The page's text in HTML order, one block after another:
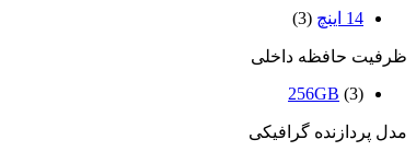
14 اینچ (3)
ظرفیت حافظه داخلی
256GB (3)
مدل پردازنده گرافیکی